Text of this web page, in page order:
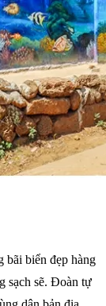
bãi biển đẹp hàng
sạch sẽ. Đoàn tự